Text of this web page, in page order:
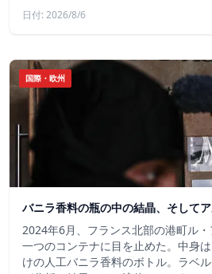
日付: 2026/8/6
国際・欧州
バニラ香料の瓶の中の結晶、そして
2024年6月、フランス北部の港町ル
一つのコンテナに目を止めた。中身
けの人工バニラ香料のボトル。ラベ